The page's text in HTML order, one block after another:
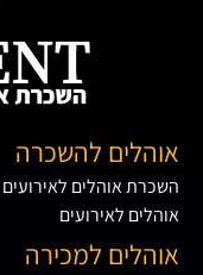
אוהלים להשכרה
השכרת אוהלים לאירועים
אוהלים לאירועים
אוהלים למכירה